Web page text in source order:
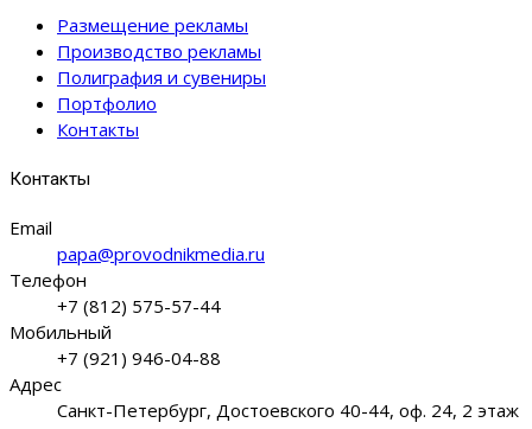
Размещение рекламы
Производство рекламы
Полиграфия и сувениры
Портфолио
Контакты
Контакты
Email
papa@provodnikmedia.ru
Телефон
+7 (812) 575-57-44
Мобильный
+7 (921) 946-04-88
Адрес
Санкт-Петербург, Достоевского 40-44, оф. 24, 2 этаж